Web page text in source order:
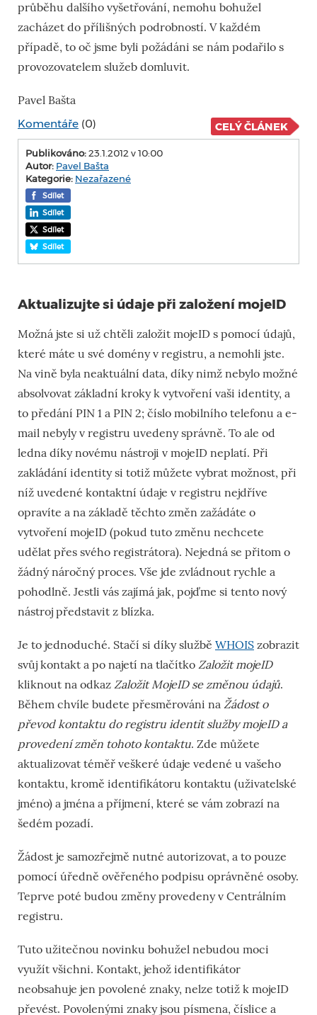
průběhu dalšího vyšetřování, nemohu bohužel
zacházet do přílišných podrobností. V každém
případě, to oč jsme byli požádáni se nám podařilo s
provozovatelem služeb domluvit.
Pavel Bašta
Komentáře (0) CELÝ ČLÁNEK
Publikováno:23.1.2012 v 10:00
Autor: Pavel Bašta
Kategorie: Nezařazené
Sdílet
Sdílet
Sdílet
Sdílet
Aktualizujte si údaje při založení mojeID
Možná jste si už chtěli založit mojeID s pomocí údajů,
které máte u své domény v registru, a nemohli jste.
Na vině byla neaktuální data, díky nimž nebylo možné
absolvovat základní kroky k vytvoření vaši identity, a
to předání PIN 1 a PIN 2; číslo mobilního telefonu a e-
mail nebyly v registru uvedeny správně. To ale od
ledna díky novému nástroji v mojeID neplatí. Při
zakládání identity si totiž můžete vybrat možnost, při
níž uvedené kontaktní údaje v registru nejdříve
opravíte a na základě těchto změn zažádáte o
vytvoření mojeID (pokud tuto změnu nechcete
udělat přes svého registrátora). Nejedná se přitom o
žádný náročný proces. Vše jde zvládnout rychle a
pohodlně. Jestli vás zajímá jak, pojďme si tento nový
nástroj představit z blízka.
Je to jednoduché. Stačí si díky službě WHOIS zobrazit
svůj kontakt a po najetí na tlačítko Založit mojeID
kliknout na odkaz Založit MojeID se změnou údajů.
Během chvíle budete přesměrováni na Žádost o
převod kontaktu do registru identit služby mojeID a
provedení změn tohoto kontaktu. Zde můžete
aktualizovat téměř veškeré údaje vedené u vašeho
kontaktu, kromě identifikátoru kontaktu (uživatelské
jméno) a jména a příjmení, které se vám zobrazí na
šedém pozadí.
Žádost je samozřejmě nutné autorizovat, a to pouze
pomocí úředně ověřeného podpisu oprávněné osoby.
Teprve poté budou změny provedeny v Centrálním
registru.
Tuto užitečnou novinku bohužel nebudou moci
využít všichni. Kontakt, jehož identifikátor
neobsahuje jen povolené znaky, nelze totiž k mojeID
převést. Povolenými znaky jsou písmena, číslice a